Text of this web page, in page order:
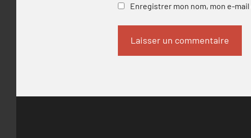
Enregistrer mon nom, mon e-